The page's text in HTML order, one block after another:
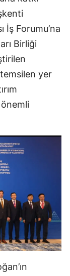
İş Forumu’na
Birliği
yer
önemli